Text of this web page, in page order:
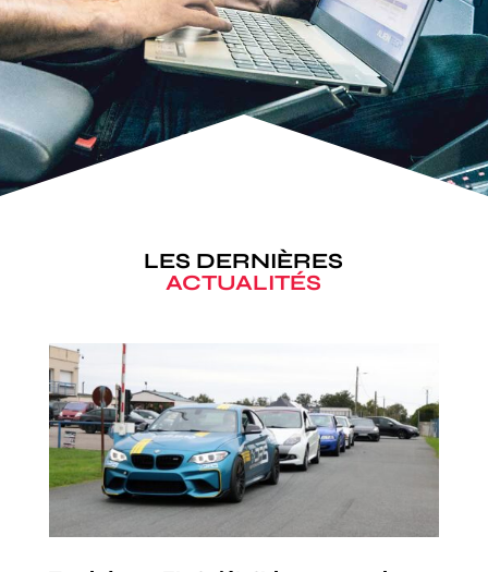
LES DERNIÈRES
ACTUALITÉS